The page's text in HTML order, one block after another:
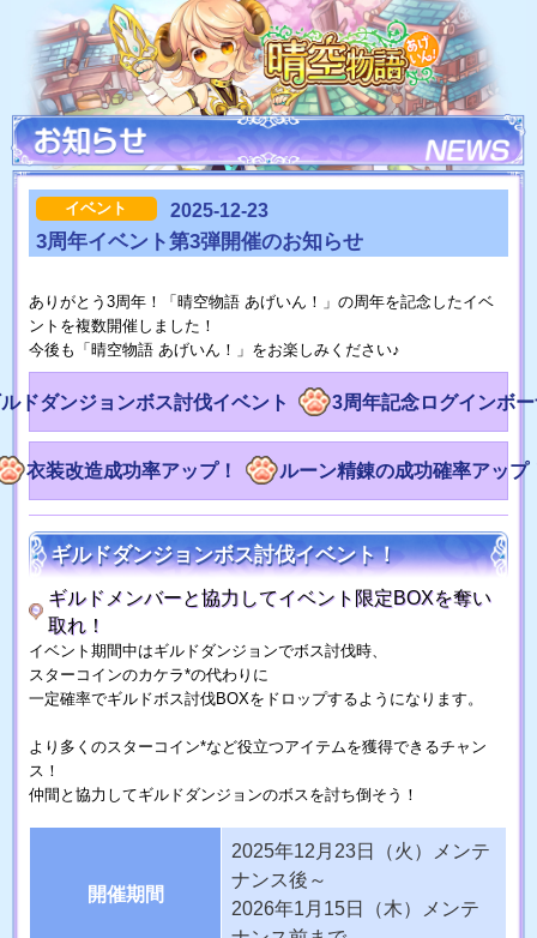
イベント 2025-12-23
3周年イベント第3弾開催のお知らせ
ありがとう3周年！「晴空物語 あげいん！」の周年を記念したイベ
ントを複数開催しました！
今後も「晴空物語 あげいん！」をお楽しみください♪
ドダンジョンボス討伐イベント 3周年記念ログインボ
衣装改造成功率アップ！ ルーン精錬の成功確率アップ
ギルドダンジョンボス討伐イベント！
ギルドメンバーと協力してイベント限定BOXを奪い
取れ！
イベント期間中はギルドダンジョンでボス討伐時、
スターコインのカケラ*の代わりに
一定確率でギルドボス討伐BOXをドロップするようになります。
より多くのスターコイン*など役立つアイテムを獲得できるチャン
ス！
仲間と協力してギルドダンジョンのボスを討ち倒そう！
開催期間
2025年12月23日（火）メンテ
ナンス後～
2026年1月15日（木）メンテ